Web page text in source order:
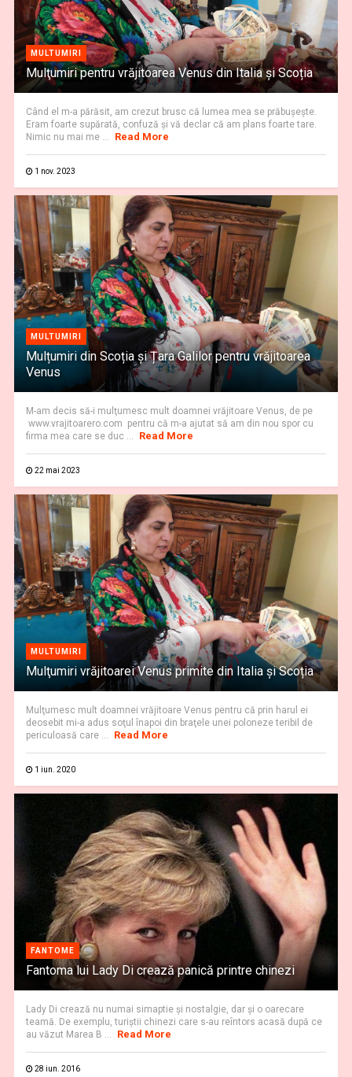
MULTUMIRI
Mulţumiri pentru vrăjitoarea Venus din Italia și Scoția
Când el m-a părăsit, am crezut brusc că lumea mea se prăbuşeşte.
Eram foarte supărată, confuză şi vă declar că am plans foarte tare.
Nimic nu mai me ...
Read More
1 nov. 2023
MULTUMIRI
Mulțumiri din Scoția și Țara Galilor pentru vrăjitoarea
Venus
M-am decis să-i mulţumesc mult doamnei vrăjitoare Venus, de pe
www.vrajitoarero.com pentru că m-a ajutat să am din nou spor cu
firma mea care se duc ...
Read More
22 mai 2023
MULTUMIRI
Mulţumiri vrăjitoarei Venus primite din Italia și Scoția
Mulţumesc mult doamnei vrăjitoare Venus pentru că prin harul ei
deosebit mi-a adus soţul înapoi din braţele unei poloneze teribil de
periculoasă care ...
Read More
1 iun. 2020
FANTOME
Fantoma lui Lady Di crează panică printre chinezi
Lady Di crează nu numai simaptie şi nostalgie, dar şi o oarecare
teamă. De exemplu, turiştii chinezi care s-au reîntors acasă după ce
au văzut Marea B ...
Read More
28 iun. 2016